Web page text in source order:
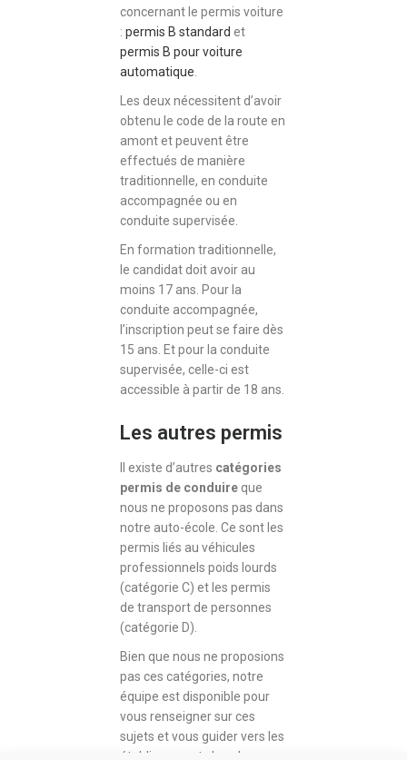
concernant le permis voiture
: permis B standard et
permis B pour voiture
automatique
Les deux nécessitent d’avoir
obtenu le code de la route en
amont et peuvent être
effectués de manière
traditionnelle, en conduite
accompagnée ou en
conduite supervisée.
En formation traditionnelle,
le candidat doit avoir au
moins 17 ans. Pour la
conduite accompagnée,
l’inscription peut se faire dès
15 ans. Et pour la conduite
supervisée, celle-ci est
accessible à partir de 18 ans.
Les autres permis
Il existe d’autres catégories
permis de conduire que
nous ne proposons pas dans
notre auto-école. Ce sont les
permis liés au véhicules
professionnels poids lourds
(catégorie C) et les permis
de transport de personnes
(catégorie D).
Bien que nous ne proposions
pas ces catégories, notre
équipe est disponible pour
vous renseigner sur ces
sujets et vous guider vers les
établissements les plus